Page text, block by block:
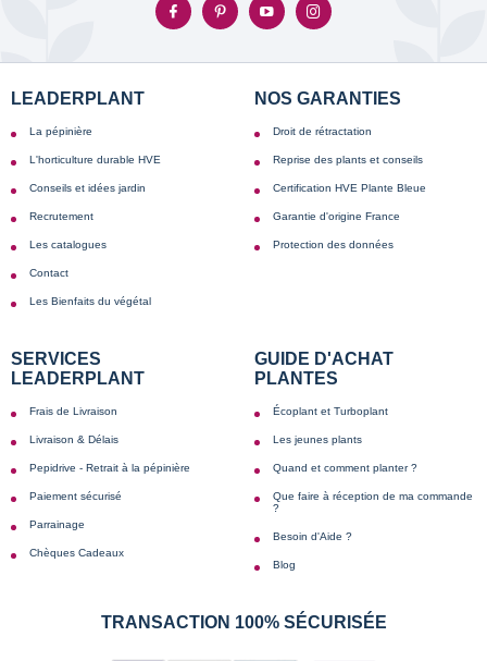
LEADERPLANT
La pépinière
L'horticulture durable HVE
Conseils et idées jardin
Recrutement
Les catalogues
Contact
Les Bienfaits du végétal
NOS GARANTIES
Droit de rétractation
Reprise des plants et conseils
Certification HVE Plante Bleue
Garantie d'origine France
Protection des données
SERVICES
LEADERPLANT
Frais de Livraison
Livraison & Délais
Pepidrive - Retrait à la pépinière
Paiement sécurisé
Parrainage
Chèques Cadeaux
GUIDE D'ACHAT
PLANTES
Écoplant et Turboplant
Les jeunes plants
Quand et comment planter ?
Que faire à réception de ma commande
?
Besoin d'Aide ?
Blog
TRANSACTION 100% SÉCURISÉE